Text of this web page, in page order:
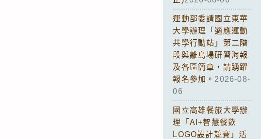
運動部委請國立東華
大學辦理「適應運動
共學行動站」第二階
段與離島場研習海報
及各區簡章，請踴躍
報名參加。 2026-08-
06
國立高雄餐旅大學辦
理「AI+智慧餐飲
LOGO設計競賽」活